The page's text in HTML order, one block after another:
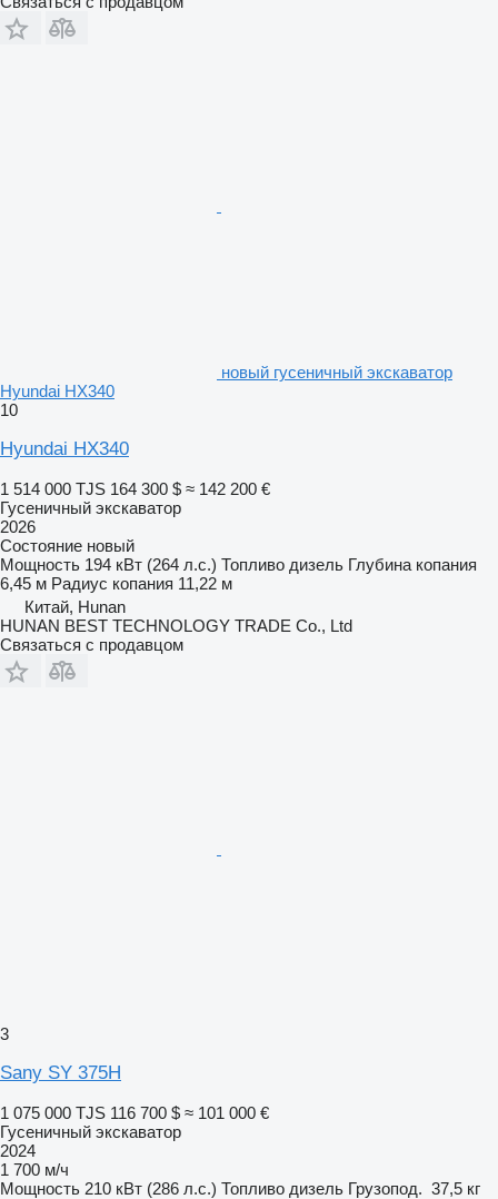
новый гусеничный экскаватор
Hyundai HX340
10
Hyundai HX340
1 514 000 TJS 164 300 $ ≈ 142 200 €
Гусеничный экскаватор
2026
Состояние новый
Мощность 194 кВт (264 л.с.) Топливо дизель Глубина копания
6,45 м Радиус копания 11,22 м
Китай, Hunan
HUNAN BEST TECHNOLOGY TRADE Co., Ltd
Связаться с продавцом
3
Sany SY 375H
1 075 000 TJS 116 700 $ ≈ 101 000 €
Гусеничный экскаватор
2024
1 700 м/ч
Мощность 210 кВт (286 л.с.) Топливо дизель Грузопод. 37,5 кг